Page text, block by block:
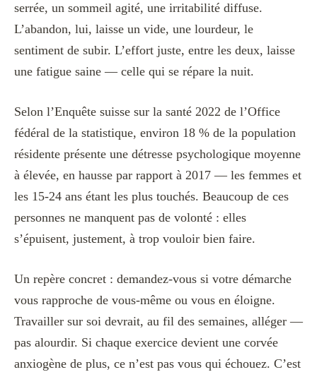
serrée, un sommeil agité, une irritabilité diffuse.
L’abandon, lui, laisse un vide, une lourdeur, le
sentiment de subir. L’effort juste, entre les deux, laisse
une fatigue saine — celle qui se répare la nuit.
Selon l’Enquête suisse sur la santé 2022 de l’Office
fédéral de la statistique, environ 18 % de la population
résidente présente une détresse psychologique moyenne
à élevée, en hausse par rapport à 2017 — les femmes et
les 15-24 ans étant les plus touchés. Beaucoup de ces
personnes ne manquent pas de volonté : elles
s’épuisent, justement, à trop vouloir bien faire.
Un repère concret : demandez-vous si votre démarche
vous rapproche de vous-même ou vous en éloigne.
Travailler sur soi devrait, au fil des semaines, alléger —
pas alourdir. Si chaque exercice devient une corvée
anxiogène de plus, ce n’est pas vous qui échouez. C’est